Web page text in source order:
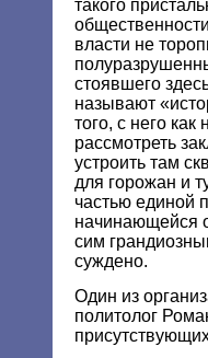
такого
власти не
стоявшего
называют
того, с него
рассмотреть
устроить там
для горожан и
частью единой
начинающейся
сим
суждено.
Один из
политолог